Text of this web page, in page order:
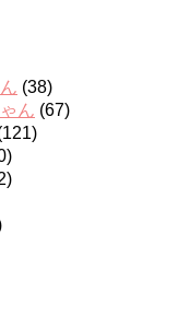
(38)
ん (67)